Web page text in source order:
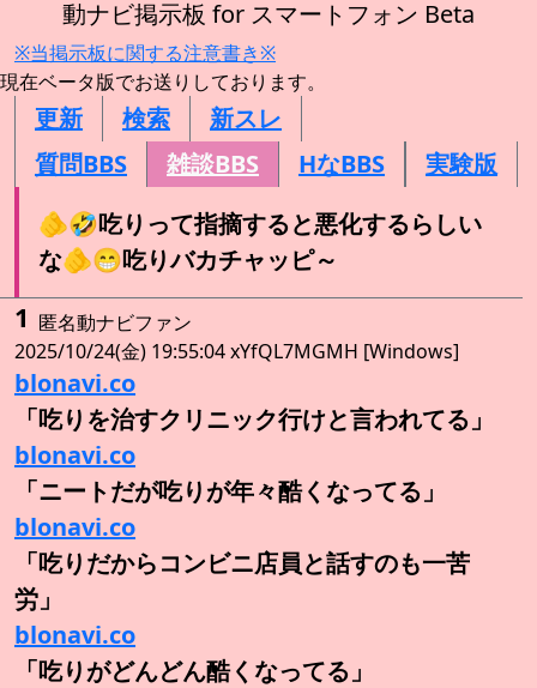
動ナビ掲示板 for スマートフォン Beta
※当掲示板に関する注意書き※
現在ベータ版でお送りしております。
更新 検索
新スレ
質問BBS
雑談BBS HなBBS
実験版
🫵🤣吃りって指摘すると悪化するらしい
な🫵😁吃りバカチャッピ～
1 匿名動ナビファン
2025/10/24(金) 19:55:04 xYfQL7MGMH [Windows]
blonavi.co
「吃りを治すクリニック行けと言われてる」
blonavi.co
「ニートだが吃りが年々酷くなってる」
blonavi.co
「吃りだからコンビニ店員と話すのも一苦
労」
blonavi.co
「吃りがどんどん酷くなってる」